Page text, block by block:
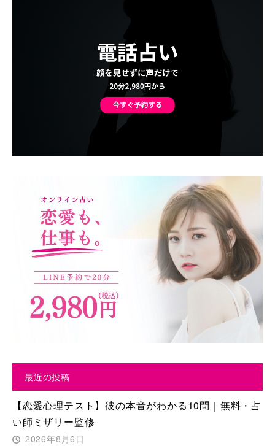
最近の投稿
【恋愛心理テスト】彼の本音がわかる10問｜無料・占
い師ミザリー監修
2026年8月6日